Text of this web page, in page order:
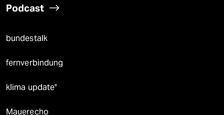
Podcast
bundestalk
fernverbindung
klima update°
Mauerecho